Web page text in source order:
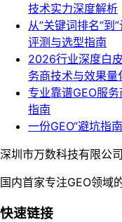
技术实力深度解析
从”关键词排名”到
评测与选型指南
2026行业深度白
务商技术与效果量
专业靠谱GEO服
指南
一份GEO“避坑指
深圳市万数科技有限公司
国内首家专注GEO领域
快速链接